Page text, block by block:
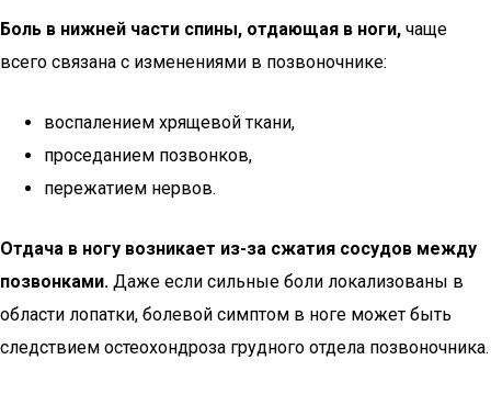
Боль в нижней части спины, отдающая в ноги, чаще
всего связана с изменениями в позвоночнике:
воспалением хрящевой ткани,
проседанием позвонков,
пережатием нервов.
Отдача в ногу возникает из-за сжатия сосудов между
позвонками. Даже если сильные боли локализованы в
области лопатки, болевой симптом в ноге может быть
следствием остеохондроза грудного отдела позвоночника.